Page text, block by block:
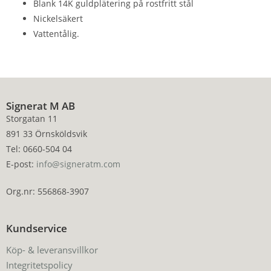
Blank 14K guldplätering på rostfritt stål
Nickelsäkert
Vattentålig.
Signerat M AB
Storgatan 11
891 33 Örnsköldsvik
Tel: 0660-504 04
E-post: info@signeratm.com
Org.nr: 556868-3907
Kundservice
Köp- & leveransvillkor
Integritetspolicy